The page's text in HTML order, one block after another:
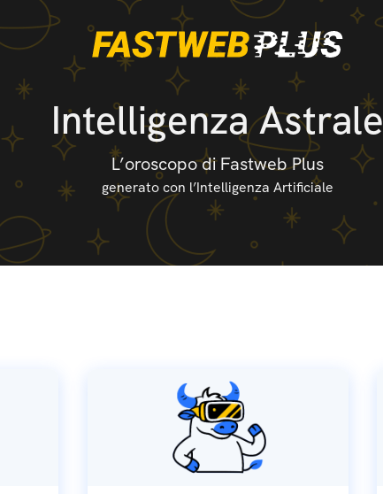
Intelligenza Astrale
L’oroscopo di Fastweb Plus
generato con l’Intelligenza Artificiale